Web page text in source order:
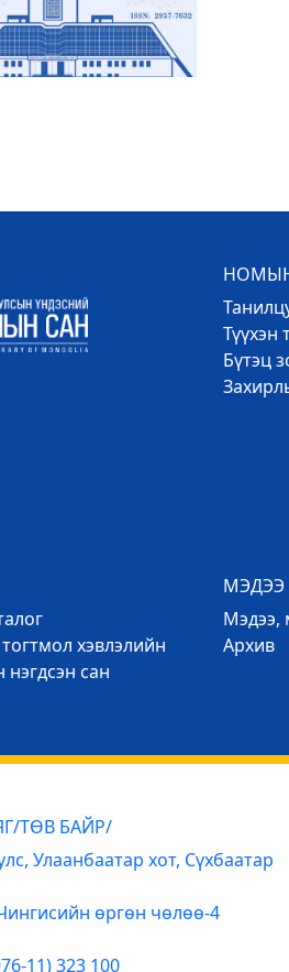
Түүхэн
Бүтэц
хэвлэлийн
нэгдсэн сан
МЭДЭЭ
Mэдээ,
Архив
ТӨВ БАЙР/
Улаанбаатар хот, Сүхбаатар
өргөн чөлөө-4
11) 323 100